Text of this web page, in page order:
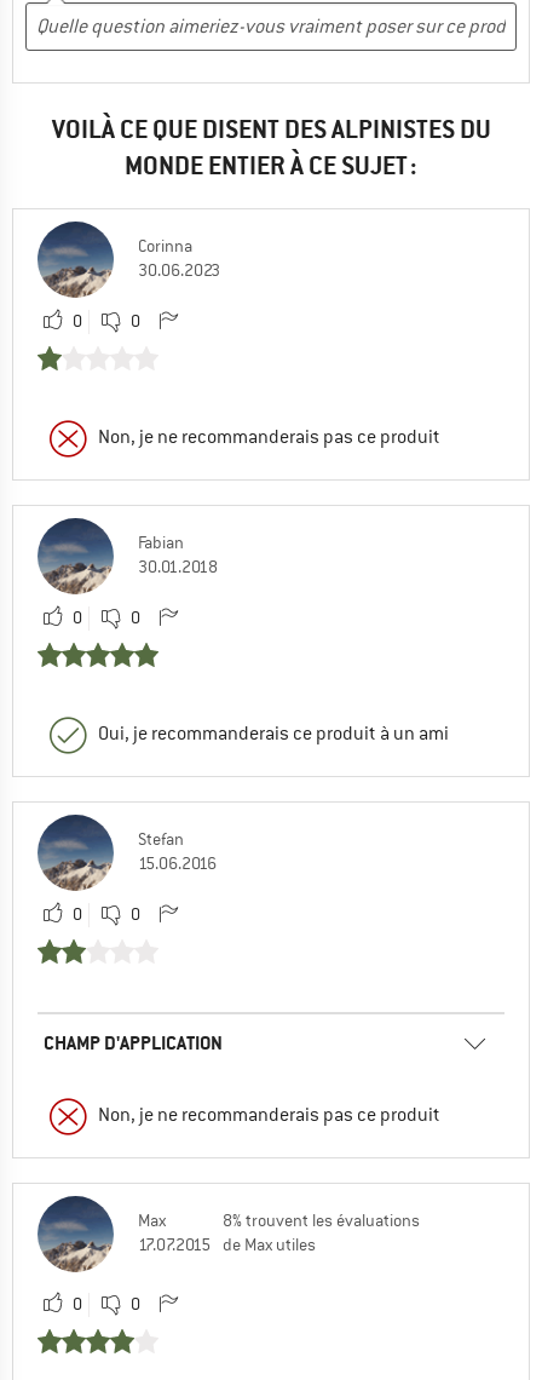
VOILÀ CE QUE DISENT DES ALPINISTES DU
MONDE ENTIER À CE SUJET :
Corinna
30.06.2023
0 0
Non, je ne recommanderais pas ce produit
Fabian
30.01.2018
0 0
Oui, je recommanderais ce produit à un ami
Stefan
15.06.2016
0 0
CHAMP D'APPLICATION
Non, je ne recommanderais pas ce produit
Max
17.07.2015
8% trouvent les évaluations
de Max utiles
0 0